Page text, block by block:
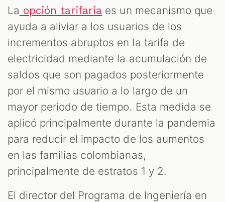
La opción tarifaria es un mecanismo que
ayuda a aliviar a los usuarios de los
incrementos abruptos en la tarifa de
electricidad mediante la acumulación de
saldos que son pagados posteriormente
por el mismo usuario a lo largo de un
mayor periodo de tiempo. Esta medida se
aplicó principalmente durante la pandemia
para reducir el impacto de los aumentos
en las familias colombianas,
principalmente de estratos 1 y 2.
El director del Programa de Ingeniería en